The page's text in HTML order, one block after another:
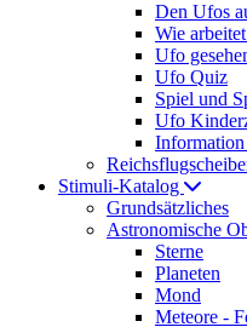
Den Ufos
Wie
Ufo
Ufo Quiz
Spiel und
Ufo
Stimuli-Katalog
Grundsätzliches
Astronomische
Sterne
Planeten
Mond
Meteore -